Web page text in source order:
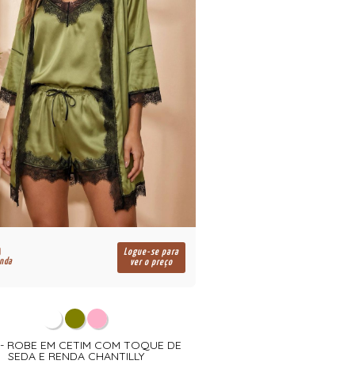
Logue-se para
ver o preço
ROBE EM CETIM COM TOQUE DE
SEDA E RENDA CHANTILLY